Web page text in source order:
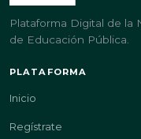
Plataforma Digital de la
de Educación Pública.
PLATAFORMA
Inicio
Regístrate